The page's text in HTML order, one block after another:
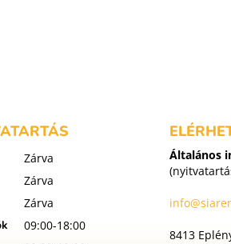
Zárva
Zárva
Zárva
09:00-18:00
Általános
8413